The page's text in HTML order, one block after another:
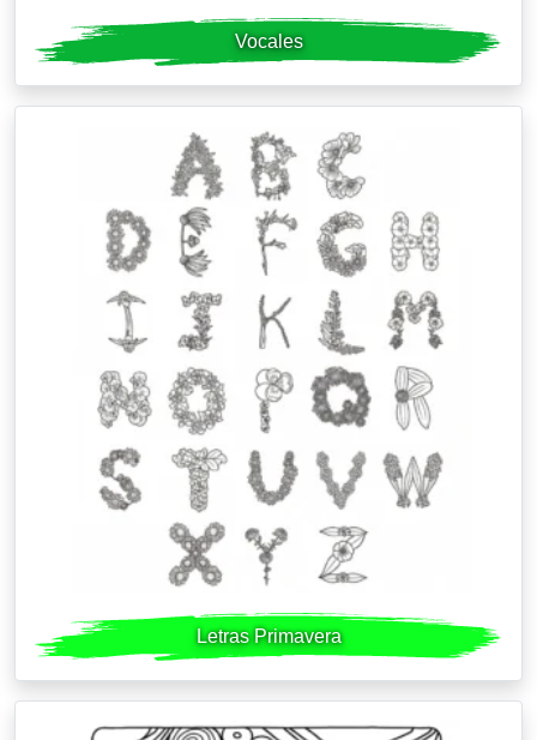
Vocales
Letras Primavera